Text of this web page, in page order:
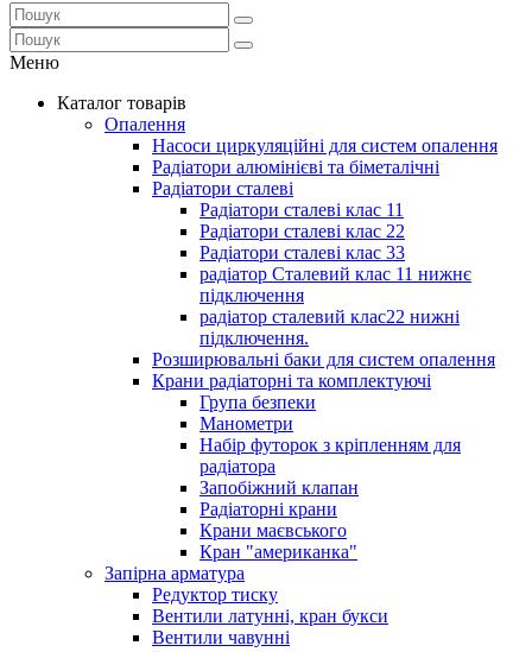
Меню
Каталог товарів
Опалення
Насоси циркуляційні для систем опалення
Радіатори алюмінієві та біметалічні
Радіатори сталеві
Радіатори сталеві клас 11
Радіатори сталеві клас 22
Радіатори сталеві клас 33
радіатор Сталевий клас 11 нижнє
підключення
радіатор сталевий клас22 нижні
підключення.
Розширювальні баки для систем опалення
Крани радіаторні та комплектуючі
Група безпеки
Манометри
Набір футорок з кріпленням для
радіатора
Запобіжний клапан
Радіаторні крани
Крани маєвського
Кран "американка"
Запірна арматура
Редуктор тиску
Вентили латунні, кран букси
Вентили чавунні